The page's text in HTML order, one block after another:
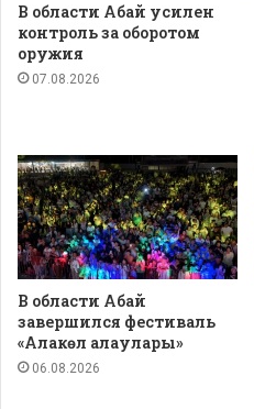
В области Абай усилен
контроль за оборотом
оружия
07.08.2026
В области Абай
завершился фестиваль
«Алакөл алаулары»
06.08.2026